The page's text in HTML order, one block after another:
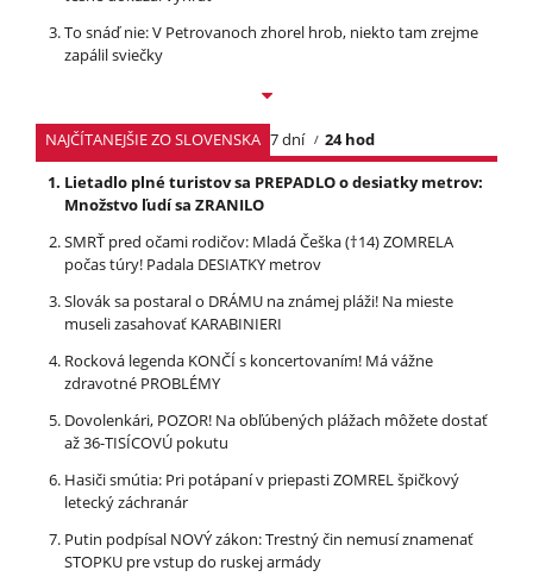
To snáď nie: V Petrovanoch zhorel hrob, niekto tam zrejme
zapálil sviečky
NAJČÍTANEJŠIE ZO SLOVENSKA 7 dní
24 hod
Lietadlo plné turistov sa PREPADLO o desiatky metrov:
Množstvo ľudí sa ZRANILO
SMRŤ pred očami rodičov: Mladá Češka (†14) ZOMRELA
počas túry! Padala DESIATKY metrov
Slovák sa postaral o DRÁMU na známej pláži! Na mieste
museli zasahovať KARABINIERI
Rocková legenda KONČÍ s koncertovaním! Má vážne
zdravotné PROBLÉMY
Dovolenkári, POZOR! Na obľúbených plážach môžete dostať
až 36-TISÍCOVÚ pokutu
Hasiči smútia: Pri potápaní v priepasti ZOMREL špičkový
letecký záchranár
Putin podpísal NOVÝ zákon: Trestný čin nemusí znamenať
STOPKU pre vstup do ruskej armády